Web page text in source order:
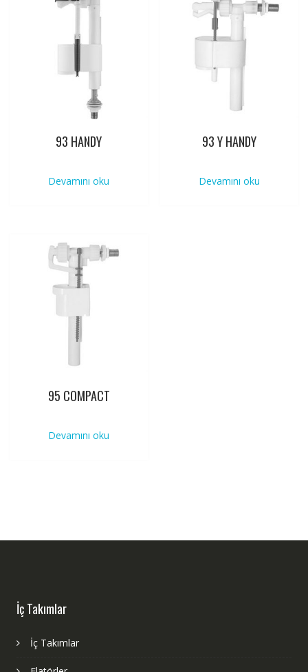
93 HANDY
Devamını oku
93 Y HANDY
Devamını oku
95 COMPACT
Devamını oku
İç Takımlar
İç Takımlar